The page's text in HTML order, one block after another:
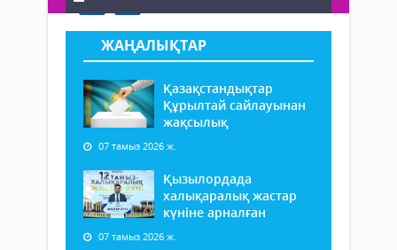
ЖАҢАЛЫҚТАР
Қазақстандықтар
Құрылтай сайлауынан
жақсылық
07 тамыз 2026 ж.
Қызылордада
халықаралық жастар
күніне арналған
07 тамыз 2026 ж.